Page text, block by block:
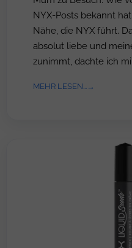
NYX-Posts bekannt
Nähe, die NYX führt.
absolut liebe und
zunimmt, dachte ich
MEHR LESEN...